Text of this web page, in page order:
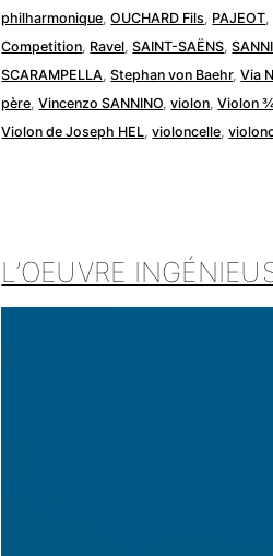
philharmonique,OUCHARD Fils, PAJEOT,
Competition, Ravel,SAINT-SAËNS,
SCARAMPELLA,Stephan von Baehr,Via
père,Vincenzo SANNINO,violon,Violon
Violon de Joseph HEL,violoncelle,
L’OEUVRE